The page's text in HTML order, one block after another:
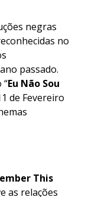
negras
no
ano passado.
“Eu Não Sou
de Fevereiro
This
as relações